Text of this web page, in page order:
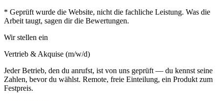
* Geprüft wurde die Website, nicht die fachliche Leistung. Was die
Arbeit taugt, sagen dir die Bewertungen.
Wir stellen ein
Vertrieb & Akquise (m/w/d)
Jeder Betrieb, den du anrufst, ist von uns geprüft — du kennst seine
Zahlen, bevor du wählst. Remote, freie Einteilung, ein Produkt zum
Festpreis.